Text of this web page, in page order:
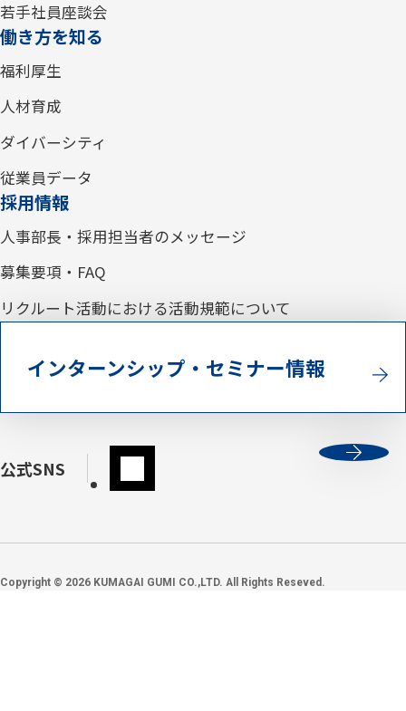
若手社員座談会
働き方を知る
福利厚生
人材育成
ダイバーシティ
従業員データ
採用情報
人事部長・採用担当者のメッセージ
募集要項・FAQ
リクルート活動における活動規範について
インターンシップ・セミナー情報
公式SNS
Copyright © 2026 KUMAGAI GUMI CO.,LTD. All Rights Reseved.